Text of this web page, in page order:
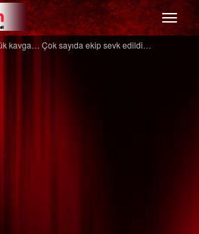
Menü
ekip sevk edildi… Son Dakika |